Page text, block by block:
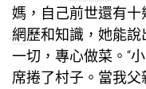
媽，自己前世還有十
網歷和知識，她能
一切，專心做菜。“
席捲了村子。當我